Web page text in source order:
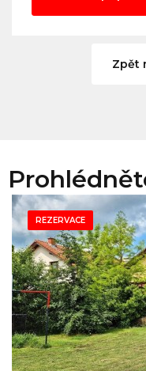
Zpět
REZERVACE